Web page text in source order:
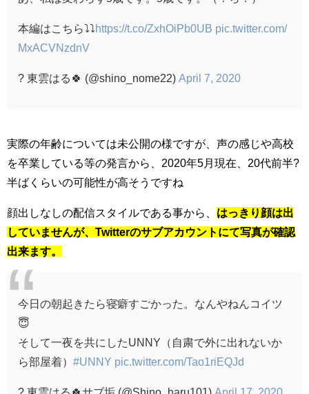
本編はこちら⤵⤵https://t.co/ZxhOiPb0UB pic.twitter.com/
MxACVNzdnV
? 東雲はる🍀 (@shino_nome22) April 7, 2020
実際の年齢については未公開の様ですが、声の感じや高校
を卒業している等の発言から、2020年5月現在、20代前半?
半ばくらいの可能性が高そうですね
顔出しなしの配信スタイルである事から、 はっきり顔は出
していませんが、Twitterのサブアカウントにて写真が確認
出来ます。
今日の朝起きたら寝癖すごかった。なんやねんコイツ
😇
そして一夜を共にしたUNNY（自粛で外に出れないか
ら部屋着） #UNNY pic.twitter.com/Tao1riEQJd